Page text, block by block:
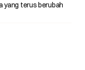
yang terus berubah